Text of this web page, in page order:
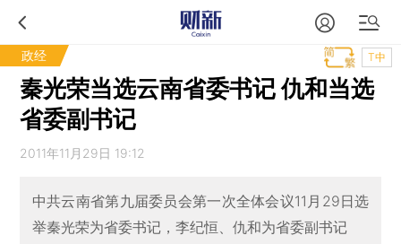
政经 T中
秦光荣当选云南省委书记 仇和当选
省委副书记
2011年11月29日 19:12
中共云南省第九届委员会第一次全体会议11月29日选
举秦光荣为省委书记，李纪恒、仇和为省委副书记